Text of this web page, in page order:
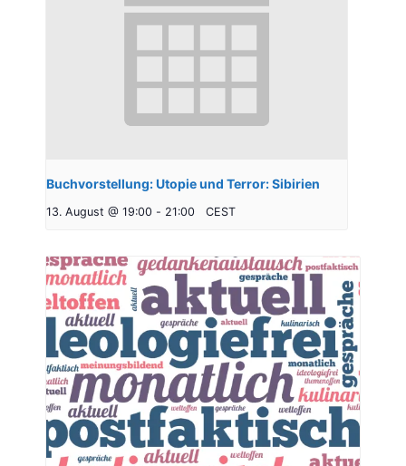
Buchvorstellung: Utopie und Terror: Sibirien
13. August @ 19:00 - 21:00 CEST